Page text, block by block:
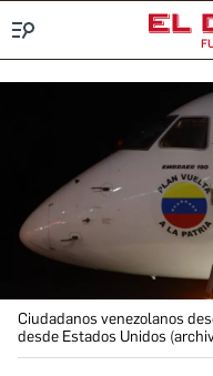
Ciudadanos venezolanos
desde Estados Unidos